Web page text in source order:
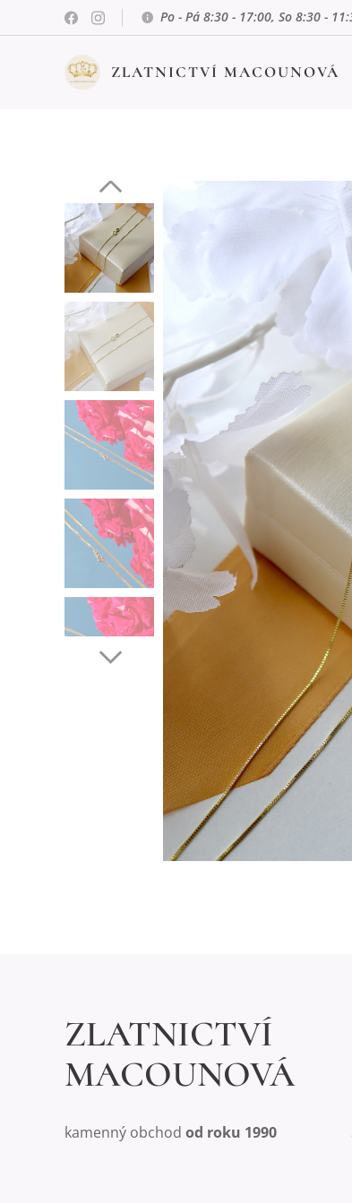
Po - Pá 8:30 - 17:00, So 8:30 -
ZLATNICTVÍ MACOUNOVÁ
ZLATNICTVÍ
MACOUNOVÁ
kamenný obchod od roku 1990